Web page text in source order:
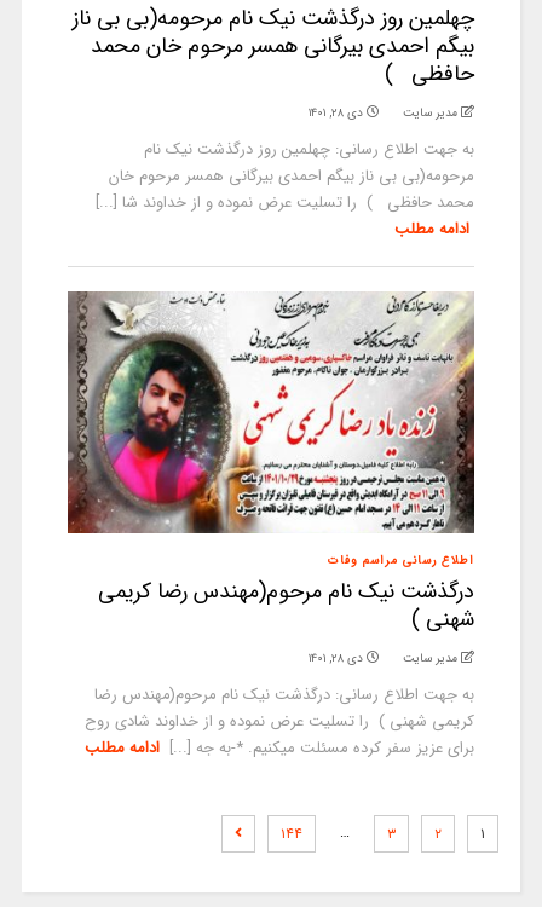
چهلمین روز درگذشت نیک نام مرحومه(بی بی ناز
بیگم احمدی بیرگانی همسر مرحوم خان محمد
حافظی )
مدیر سایت دی ۲۸, ۱۴۰۱
به جهت اطلاع رسانی: چهلمین روز درگذشت نیک نام
مرحومه(بی بی ناز بیگم احمدی بیرگانی همسر مرحوم خان
محمد حافظی ) را تسلیت عرض نموده و از خداوند شا [...]
ادامه مطلب
اطلاع رسانی مراسم وفات
درگذشت نیک نام مرحوم(مهندس رضا کریمی
شهنی )
مدیر سایت دی ۲۸, ۱۴۰۱
به جهت اطلاع رسانی: درگذشت نیک نام مرحوم(مهندس رضا
کریمی شهنی ) را تسلیت عرض نموده و از خداوند شادی روح
برای عزیز سفر کرده مسئلت میکنیم. *-به جه [...] ادامه مطلب
۱ ۲ ۳ … ۱۴۴